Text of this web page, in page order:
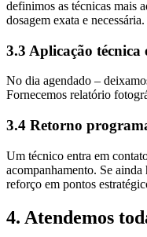
definimos as técnicas mais
dosagem exata e necessária.
3.3 Aplicação técnica
No dia agendado –
Fornecemos relatório
3.4 Retorno
Um técnico entra em
acompanhamento. Se
reforço em pontos
4. Atendemos